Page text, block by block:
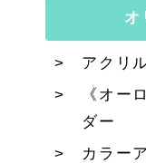
オ
アクリ
《オー
ダー
カラー